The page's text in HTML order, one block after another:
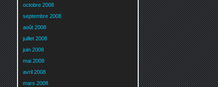
octobre 2008
septembre 2008
août 2008
juillet 2008
juin 2008
mai 2008
avril 2008
mars 2008